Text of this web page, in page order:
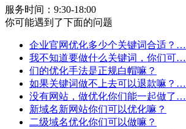
服务时间：9:30-18:00
你可能遇到了下面的问题
企业官网优化多少个关键词合适？…
我不知道要做什么关键词，你们可…
们的优化手法是正规白帽嘛？
如果关键词做不上去可以退款嘛？…
没有网站，做优化你们能一起做了…
新域名新网站你们可以优化嘛？
二级域名优化你们可以做嘛？